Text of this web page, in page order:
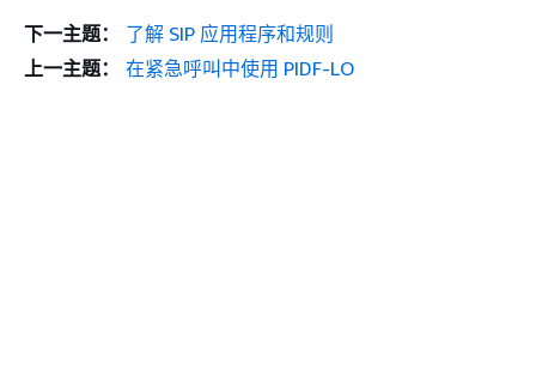
下一主题：
了解 SIP 应用程序和规则
上一主题：
在紧急呼叫中使用 PIDF-LO